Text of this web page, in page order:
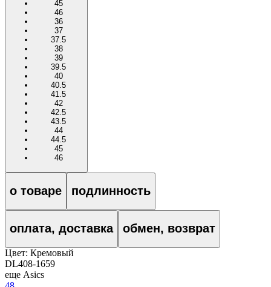
45
46
36
37
37.5
38
39
39.5
40
40.5
41.5
42
42.5
43.5
44
44.5
45
46
о товаре подлинность
оплата, доставка обмен, возврат
Цвет: Кремовый
DL408-1659
еще Asics